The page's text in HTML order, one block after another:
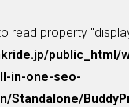
read property
public_html/
in-one-seo-
Standalone/